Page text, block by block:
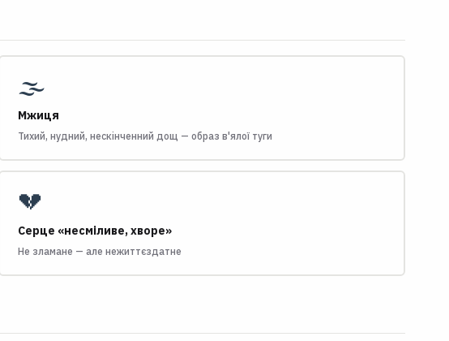
🌫️
Мжиця
Тихий, нудний, нескінченний дощ — образ в'ялої туги
💔
Серце «несміливе, хворе»
Не зламане — але нежиттєздатне